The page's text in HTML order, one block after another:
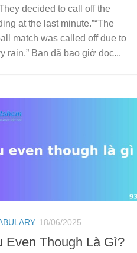
decided to call off the
at the last minute.”“The
match was called off due to
rain.” Bạn đã bao giờ đọc...
18/06/2025
Even Though Là Gì?